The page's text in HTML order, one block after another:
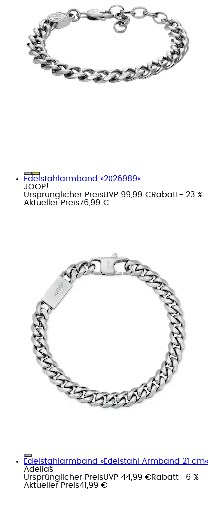
Edelstahlarmband »2026989«
JOOP!
Ursprünglicher PreisUVP 99,99 €Rabatt- 23 %
Aktueller Preis76,99 €
Edelstahlarmband »Edelstahl Armband 21 cm«
Adelia´s
Ursprünglicher PreisUVP 44,99 €Rabatt- 6 %
Aktueller Preis41,99 €